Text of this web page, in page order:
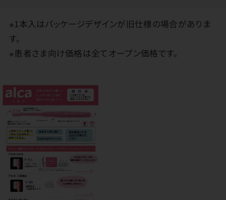
※1本入はパッケージデザインが旧仕様の場合がありま
す。
※患者さま向け価格は全てオープン価格です。